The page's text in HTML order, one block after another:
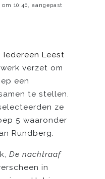
10:40, aangepast
Iedereen Leest
verzet om
een
te stellen.
ze
5 waaronder
Rundberg.
De nachtraaf
in